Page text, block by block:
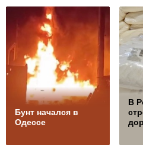
Бунт начался в
Одессе
В